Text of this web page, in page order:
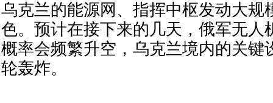
乌克兰的能源网、指挥中枢发动大规
色。预计在接下来的几天，俄军无人
概率会频繁升空，乌克兰境内的关键
轮轰炸。